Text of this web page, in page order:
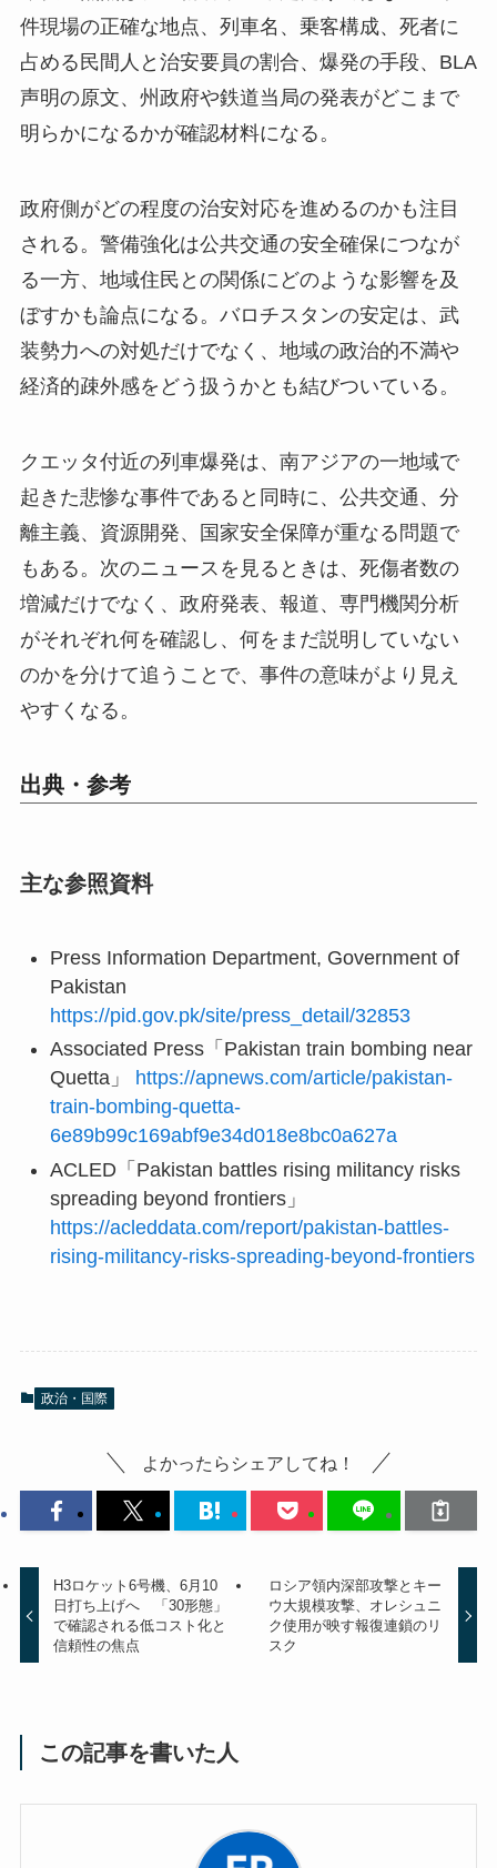
件現場の正確な地点、列車名、乗客構成、死者に
占める民間人と治安要員の割合、爆発の手段、BLA
声明の原文、州政府や鉄道当局の発表がどこまで
明らかになるかが確認材料になる。
政府側がどの程度の治安対応を進めるのかも注目
される。警備強化は公共交通の安全確保につなが
る一方、地域住民との関係にどのような影響を及
ぼすかも論点になる。バロチスタンの安定は、武
装勢力への対処だけでなく、地域の政治的不満や
経済的疎外感をどう扱うかとも結びついている。
クエッタ付近の列車爆発は、南アジアの一地域で
起きた悲惨な事件であると同時に、公共交通、分
離主義、資源開発、国家安全保障が重なる問題で
もある。次のニュースを見るときは、死傷者数の
増減だけでなく、政府発表、報道、専門機関分析
がそれぞれ何を確認し、何をまだ説明していない
のかを分けて追うことで、事件の意味がより見え
やすくなる。
出典・参考
主な参照資料
Press Information Department, Government of
Pakistan
https://pid.gov.pk/site/press_detail/32853
Associated Press「Pakistan train bombing near
Quetta」
https://apnews.com/article/pakistan-
train-bombing-quetta-
6e89b99c169abf9e34d018e8bc0a627a
ACLED「Pakistan battles rising militancy risks
spreading beyond frontiers」
https://acleddata.com/report/pakistan-battles-
rising-militancy-risks-spreading-beyond-frontiers
政治・国際
よかったらシェアしてね！
H3ロケット6号機、6月10
日打ち上げへ 「30形態」
で確認される低コスト化と
信頼性の焦点
ロシア領内深部攻撃とキー
ウ大規模攻撃、オレシュニ
ク使用が映す報復連鎖のリ
スク
この記事を書いた人